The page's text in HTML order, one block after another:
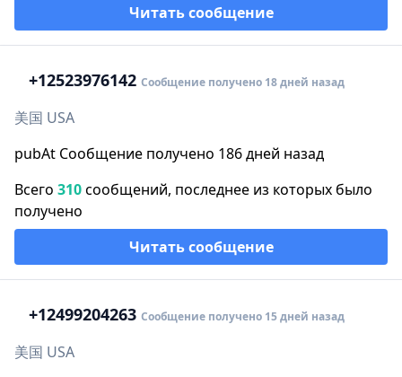
Читать сообщение
+12523976142 Сообщение получено 18 дней назад
美国 USA
pubAt Сообщение получено 186 дней назад
Всего 310сообщений, последнее из которых было
получено
Читать сообщение
+12499204263 Сообщение получено 15 дней назад
美国 USA